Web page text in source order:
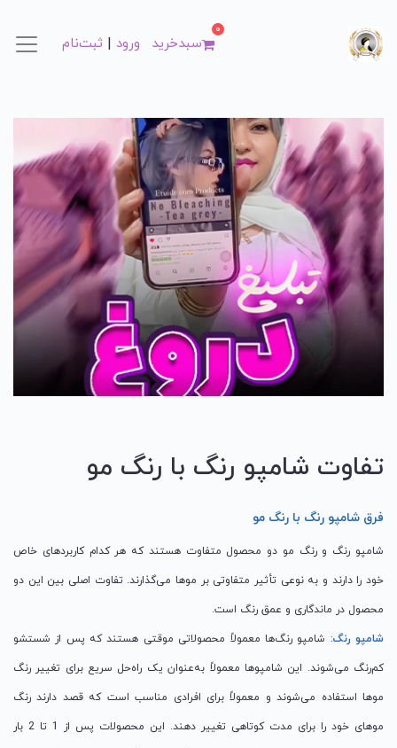
سبد‌خرید
0
ورود | ثبت‌نام
تفاوت شامپو رنگ با رنگ مو
فرق شامپو رنگ با رنگ مو
شامپو رنگ و رنگ مو دو محصول متفاوت هستند که هر کدام کاربردهای خاص
خود را دارند و به نوعی تأثیر متفاوتی بر موها می‌گذارند. تفاوت اصلی بین این دو
محصول در ماندگاری و عمق رنگ است.
شامپو رنگ: شامپو رنگ‌ها معمولاً محصولاتی موقتی هستند که پس از شستشو
کم‌رنگ می‌شوند. این شامپوها معمولاً به‌عنوان یک راه‌حل سریع برای تغییر رنگ
موها استفاده می‌شوند و معمولاً برای افرادی مناسب است که قصد دارند رنگ
موهای خود را برای مدت کوتاهی تغییر دهند. این محصولات پس از 1 تا 2 بار